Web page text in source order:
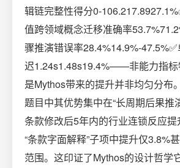
辑链完整性得分0-
值跨领域概念迁移准确率
骤推演错误率28.4%14.9%-
迟1.24s1.48s19.4%——非能力指标
是Mythos带来的提升并非均匀分布
题目中其优势集中在“长周期后果推
条款修改后5年内的行业连锁反应
“条款字面解释”子项中提升仅3.8%
范围。这印证了Mythos的设计哲学